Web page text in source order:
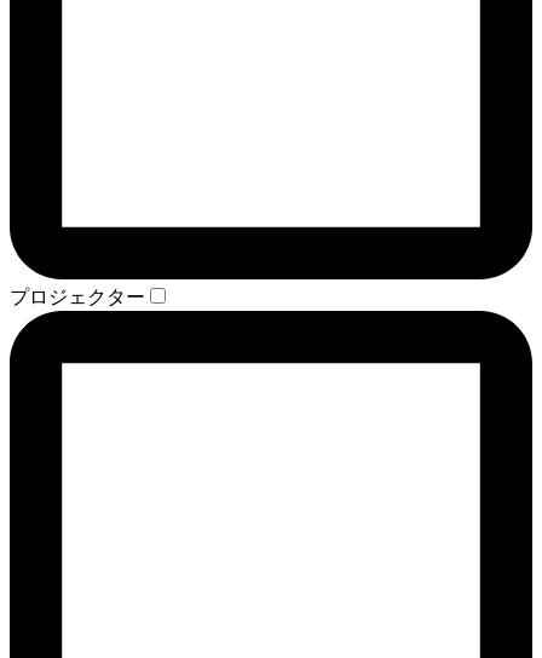
プロジェクター